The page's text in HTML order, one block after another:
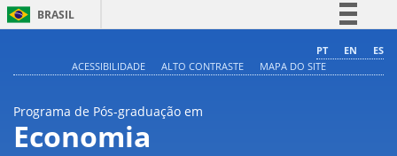
BRASIL
Comunica BR
PT EN
ES
ACESSIBILIDADE
ALTO CONTRASTE MAPA DO SITE
Programa de Pós-graduação em
Economia